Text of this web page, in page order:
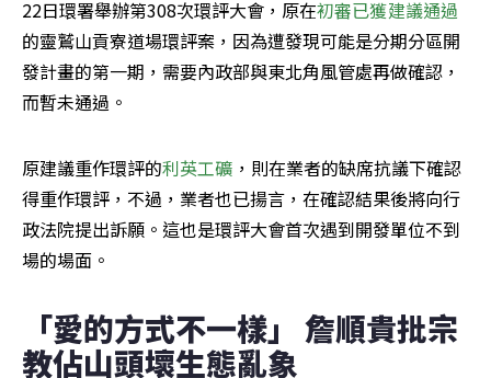
22日環署舉辦第308次環評大會，原在初審已獲建議通過
的靈鷲山貢寮道場環評案，因為遭發現可能是分期分區開
發計畫的第一期，需要內政部與東北角風管處再做確認，
而暫未通過。
原建議重作環評的利英工礦 ，則在業者的缺席抗議下確認
得重作環評，不過，業者也已揚言，在確認結果後將向行
政法院提出訴願。這也是環評大會首次遇到開發單位不到
場的場面。
「愛的方式不一樣」 詹順貴批宗
教佔山頭壞生態亂象